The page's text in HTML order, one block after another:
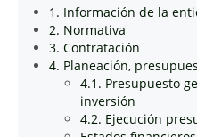
1. Información de la
2. Normativa
3. Contratación
4. Planeación,
4.1. Presupuesto
inversión
4.2. Ejecución